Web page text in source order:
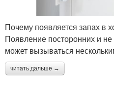
Почему появляется запах в
Появление посторонних и
может вызываться
читать дальше →